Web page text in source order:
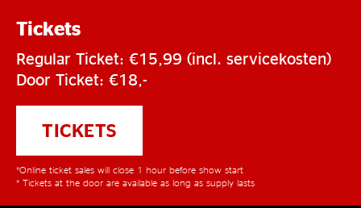
Tickets
Regular Ticket: €15,99 (incl. servicekosten)
Door Ticket: €18,-
TICKETS
*Online ticket sales will close 1 hour before show start
* Tickets at the door are available as long as supply lasts